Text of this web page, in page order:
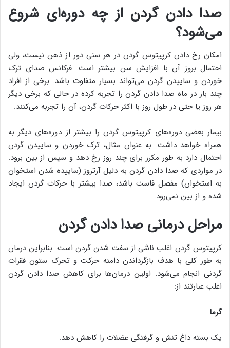
صدا دادن گردن از چه دوره‌ای شروع
می‌شود؟
امکان رخ دادن کرپیتوس گردن در هر سنی دور از ذهن نیست، ولی
احتمال بروز آن با افزایش سن بیشتر است. فرکانس صدای ترک
خوردن و ساییدن گردن می‌تواند بسیار متفاوت باشد. برخی از افراد
چند بار در ماه صدا دادن گردن را تجربه کرده در حالی که برخی دیگر
هر روز یا حتی در طول روز با اکثر حرکات گردن، آن را تجربه می‌کنند.
بیمار بعضی دوره‌های کرپیتوس گردن را بیشتر از دوره‌های دیگر به
همراه خواهد داشت. به عنوان مثال، ترک خوردن و ساییدن گردن
احتمال دارد به طور مکرر برای چند روز رخ دهد و سپس از بین برود.
در مواردی که صدا دادن گردن به دلیل آرتروز (ساییده شدن استخوان
به استخوان) مفصل فاست باشد، صدا بیشتر با حرکات گردن ایجاد
شده و از بین نمی‌رود.
مراحل درمانی صدا دادن گردن
کرپیتوس گردن اغلب ناشی از سفت شدن گردن است. بنابراین درمان
به طور کلی با هدف بازگرداندن دامنه حرکت و تحرک ستون فقرات
گردنی انجام می‌شود. اولین درمان‌ها برای کاهش صدا دادن گردن
اغلب عبارتند از:
گرما
یک بسته داغ تنش و گرفتگی عضلات را کاهش دهد.